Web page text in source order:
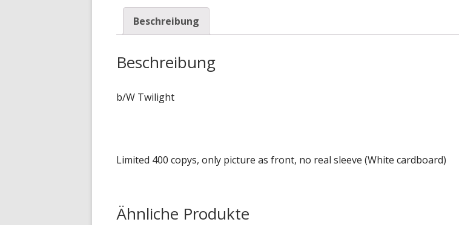
Beschreibung
Beschreibung
b/W Twilight
Limited 400 copys, only picture as front, no real sleeve (White cardboard)
Ähnliche Produkte